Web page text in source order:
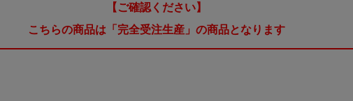
【ご確認ください】
こちらの商品は「完全受注生産」の商品となります